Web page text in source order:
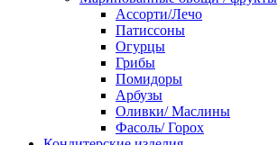
Ассорти/Лечо
Патиссоны
Огурцы
Грибы
Помидоры
Арбузы
Оливки/ Маслины
Фасоль/ Горох